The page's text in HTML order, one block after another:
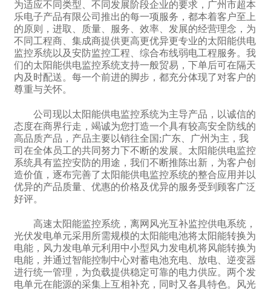
为适应不同类型、不同发展阶段企业的要求，广州市超本
乐电子产品有限公司推出的每一项服务，都本着客户至上
的原则，进取、质量、服务、效率、发展的经营理念，为
不同工程商、集成商提供更高更优异更专业的太阳能供电
监控系统以及安防监控工程、综合布线弱电工程服务。我
们的太阳能供电监控系统支持一般贸易，下单后可在隔天
内及时配送。每一个前进的脚步，都充分体现了对客户的
尊重与关怀。
公司现以太阳能供电监控系统为主导产品，以诚信的
态度在商界行走，竭诚为您打造一个具有较高安全防线的
高品质产品，产品主要以销往全国;广东、广州为主，我
司在全体员工的共同努力下不断的发展。太阳能供电监控
系统具有监控安防的用途，我们不断推陈出新，为客户创
造价值，逐布完善了太阳能供电监控系统的整合应用并以
优异的产品质量、优惠的价格及优异的服务受到顾客广泛
好评。
高速太阳能监控系统，离网风光互补监控供电系统，
光伏发电单元采用所需规模的太阳能电池将太阳能转换为
电能，风力发电单元利用中小型风力发电机将风能转换为
电能，并通过智能控制中心对蓄电池充电、放电、逆变器
进行统一管理，为负载提供稳定可靠的电力供应。两个发
电单元在能源的采集上互相补充，同时又各具特色。风光